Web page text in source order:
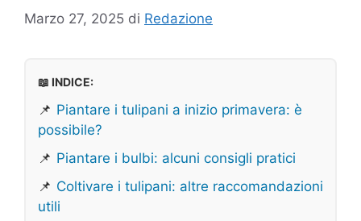
Marzo 27, 2025 di Redazione
📖 INDICE:
📌 Piantare i tulipani a inizio primavera: è
possibile?
📌 Piantare i bulbi: alcuni consigli pratici
📌 Coltivare i tulipani: altre raccomandazioni
utili